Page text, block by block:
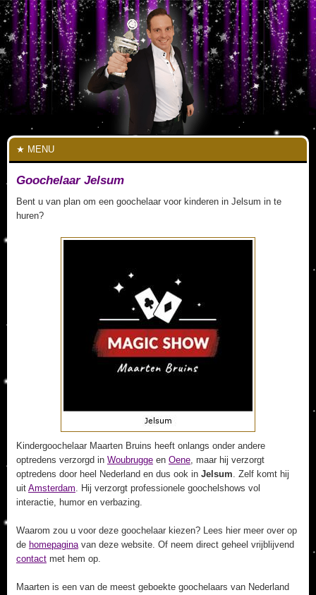
MENU
Goochelaar Jelsum
Bent u van plan om een goochelaar voor kinderen in Jelsum in te
huren?
Kindergoochelaar Maarten Bruins heeft onlangs onder andere
optredens verzorgd in Woubrugge en Oene, maar hij verzorgt
optredens door heel Nederland en dus ook in Jelsum. Zelf komt hij
uit Amsterdam. Hij verzorgt professionele goochelshows vol
interactie, humor en verbazing.
Waarom zou u voor deze goochelaar kiezen? Lees hier meer over op
de homepaginavan deze website. Of neem direct geheel vrijblijvend
contact met hem op.
Maarten is een van de meest geboekte goochelaars van Nederland